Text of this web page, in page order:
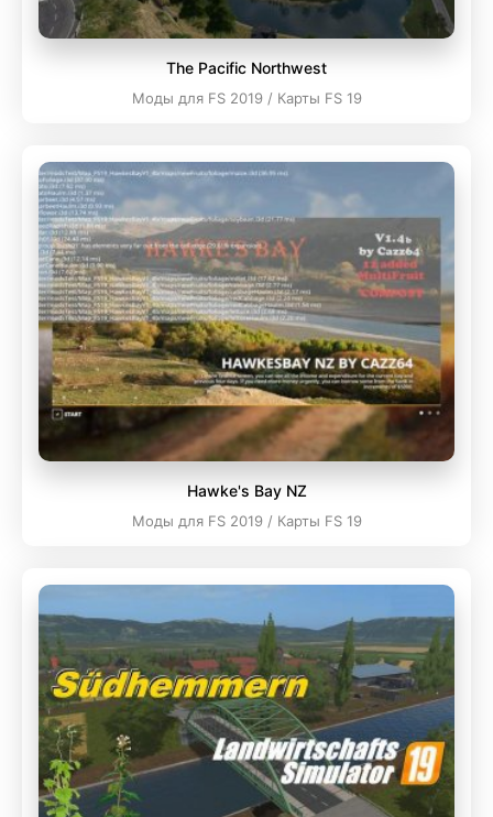
The Pacific Northwest
Моды для FS 2019 / Карты FS 19
Hawke's Bay NZ
Моды для FS 2019 / Карты FS 19